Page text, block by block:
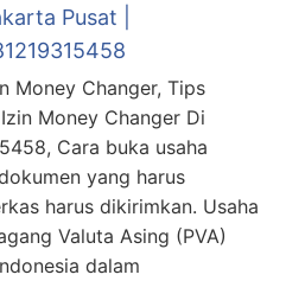
Pusat |
Money Changer, Tips
Money Changer Di
Cara buka usaha
yang harus
harus dikirimkan. Usaha
Valuta Asing (PVA)
dalam